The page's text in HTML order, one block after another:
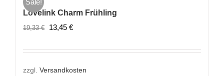
Sale!
Lovelink Charm Frühling
19,33€
Ursprünglicher
war:
19,33 €
13,45 €Aktueller
ist:
13,45 €.
zzgl. Versandkosten